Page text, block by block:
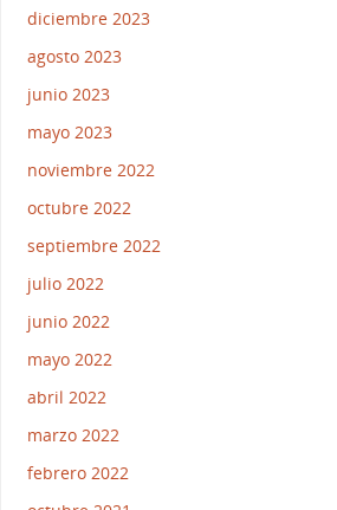
diciembre 2023
agosto 2023
junio 2023
mayo 2023
noviembre 2022
octubre 2022
septiembre 2022
julio 2022
junio 2022
mayo 2022
abril 2022
marzo 2022
febrero 2022